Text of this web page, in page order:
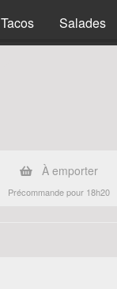
Tacos Salades
À emporter
Précommande pour 18h20